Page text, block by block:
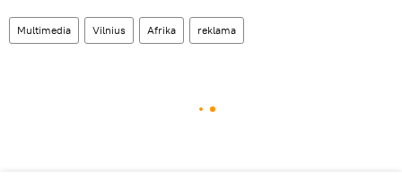
Multimedia Vilnius Afrika reklama